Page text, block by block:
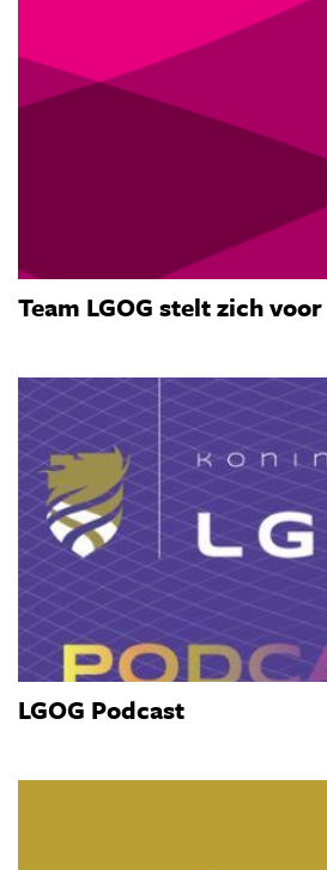
Team LGOG stelt zich voor
LGOG Podcast